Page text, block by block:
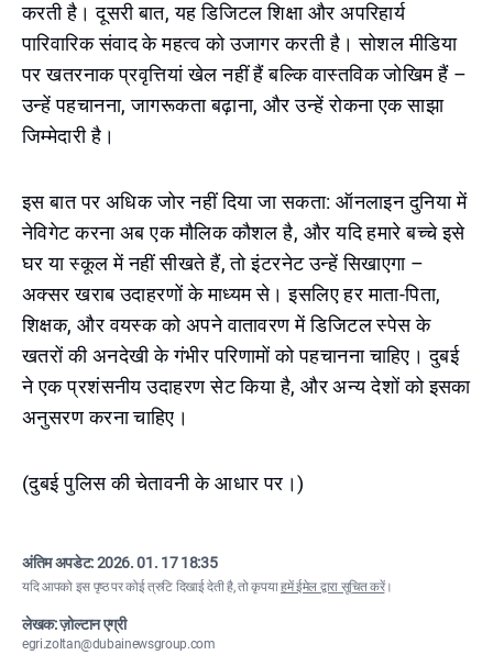
करती है। दूसरी बात, यह डिजिटल शिक्षा और अपरिहार्य
पारिवारिक संवाद के महत्व को उजागर करती है। सोशल मीडिया
पर खतरनाक प्रवृत्तियां खेल नहीं हैं बल्कि वास्तविक जोखिम हैं –
उन्हें पहचानना, जागरूकता बढ़ाना, और उन्हें रोकना एक साझा
जिम्मेदारी है।
इस बात पर अधिक जोर नहीं दिया जा सकता: ऑनलाइन दुनिया में
नेविगेट करना अब एक मौलिक कौशल है, और यदि हमारे बच्चे इसे
घर या स्कूल में नहीं सीखते हैं, तो इंटरनेट उन्हें सिखाएगा –
अक्सर खराब उदाहरणों के माध्यम से। इसलिए हर माता-पिता,
शिक्षक, और वयस्क को अपने वातावरण में डिजिटल स्पेस के
खतरों की अनदेखी के गंभीर परिणामों को पहचानना चाहिए। दुबई
ने एक प्रशंसनीय उदाहरण सेट किया है, और अन्य देशों को इसका
अनुसरण करना चाहिए।
(दुबई पुलिस की चेतावनी के आधार पर।)
अंतिम अपडेट:2026. 01. 17 18:35
यदि आपको इस पृष्ठ पर कोई त्रुटि दिखाई देती है, तो कृपयाहमें ईमेल द्वारा सूचित करें।
लेखक: ज़ोल्टान एग्री
egri.zoltan@dubainewsgroup.com